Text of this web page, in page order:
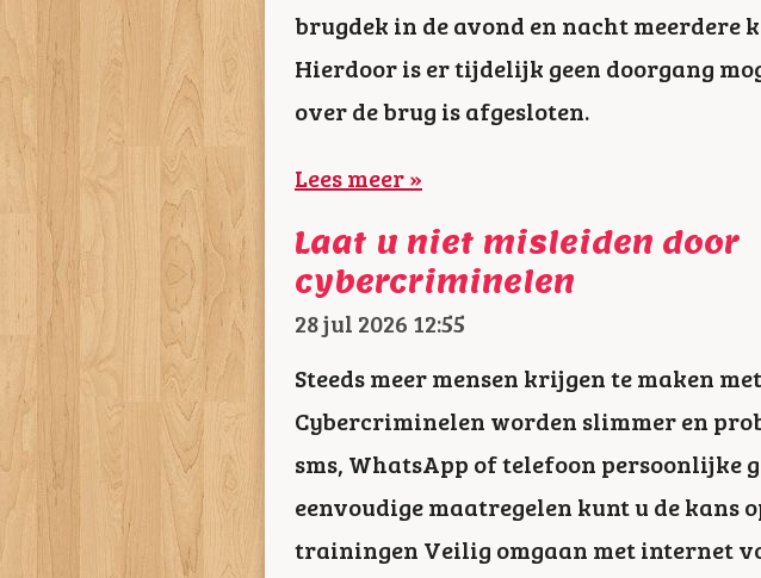
brugdek in de avond en nacht meerdere
Hierdoor is er tijdelijk geen doorgang
over de brug is afgesloten.
Lees meer »
Laat u niet misleiden door
cybercriminelen
28 jul 2026 12:55
Steeds meer mensen krijgen te maken
Cybercriminelen worden slimmer en
sms, WhatsApp of telefoon persoonlijke
eenvoudige maatregelen kunt u de kans
trainingen Veilig omgaan met internet